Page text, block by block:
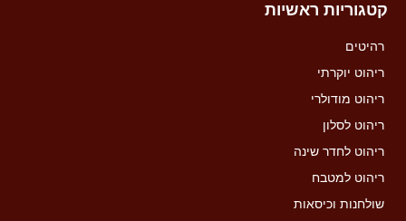
קטגוריות ראשיות
רהיטים
ריהוט יוקרתי
ריהוט מודולרי
ריהוט לסלון
ריהוט לחדר שינה
ריהוט למטבח
שולחנות וכיסאות